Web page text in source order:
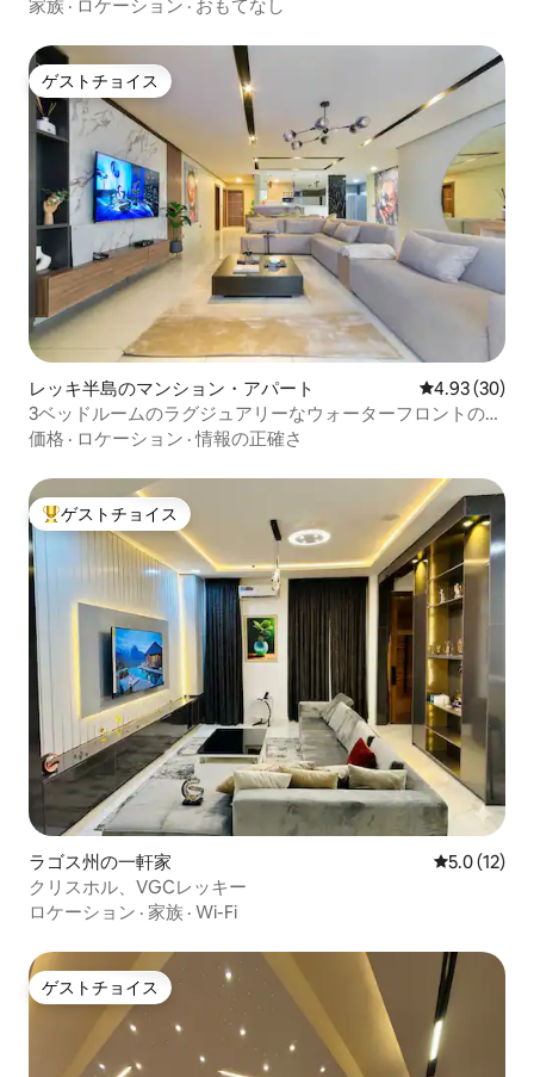
家族 · ロケーション · おもてなし
ゲストチョイス
ゲストチョイス
レッキ半島のマンション・アパート レビュー30
4.93 (30)
3ベッドルームのラグジュアリーなウォーターフロントの楽
園
価格 · ロケーション ·情報の正確さ
大好評のゲストチョイスです。
ゲストチョイス
ラゴス州の一軒家 レビュー12
5.0 (12)
クリスホル、VGCレッキー
ロケーション · 家族 · Wi-Fi
ゲストチョイス
ゲストチョイス